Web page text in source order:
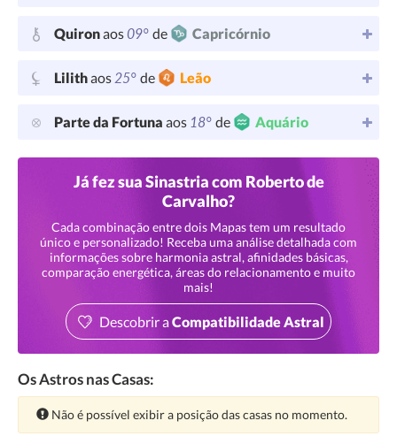
Quironaos09° de Capricórnio
Lilithaos25° de Leão
Parte da Fortuna aos 18° de Aquário
Já fez sua Sinastria com Roberto de
Carvalho?
Cada combinação entre dois Mapas tem um resultado
único e personalizado! Receba uma análise detalhada com
informações sobre harmonia astral, afinidades básicas,
comparação energética, áreas do relacionamento e muito
mais!
Descobrir aCompatibilidade Astral
Os Astros nas Casas:
Atenção:
Não é possível exibir a posição das casas no momento.